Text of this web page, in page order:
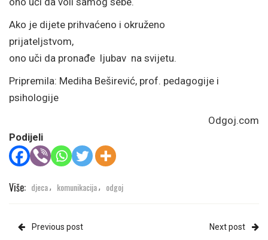
Ako je dijete prihvaćeno i okruženo
prijateljstvom,
ono uči da pronađe ljubav na svijetu.
Pripremila: Mediha Beširević, prof. pedagogije i
psihologije
Odgoj.com
Podijeli
Više: djeca, komunikacija, odgoj
Previous post Next post